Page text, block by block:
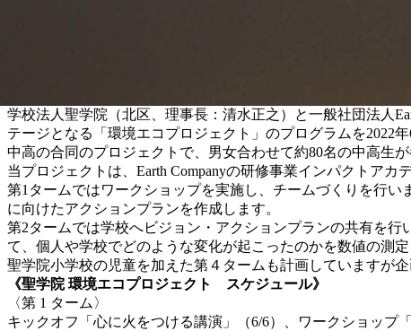
学校法人聖学院（北区、理事長：清水正之）と一般社団法人
テージとなる「環境エコプロジェクト」のプログラムを2022
中高の合同のプロジェクトで、男女合わせて約80名の中高生が
当プロジェクトは、Earth Companyの研修事業インパクトア
第1タームではワークショップを実施し、チームづくりを行
に向けたアクションプランを作成します。
第2タームでは学校へビジョン・アクションプランの共有を
て、個人や学校でどのような変化が起こったのかを数値の測
聖学院小学校の児童を加えた第４タームも計画していますが企
《聖学院 環境エコプロジェクト スケジュール》
〈第 1 ターム〉
キックオフ「心に火をつける講演」（6/6）、ワークショップ